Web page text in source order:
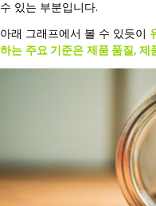
수 있는 부분입니다.
아래 그래프에서 볼 수 있듯이
하는 주요 기준은 제품 품질, 제